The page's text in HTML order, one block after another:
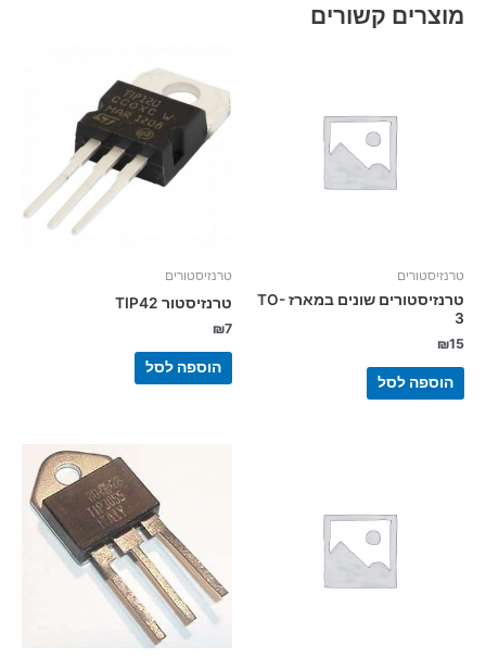
מוצרים קשורים
טרנזיסטורים
טרנזיסטורים שונים במארז TO-
3
₪15
הוספה לסל
טרנזיסטורים
טרנזיסטור TIP42
₪7
הוספה לסל